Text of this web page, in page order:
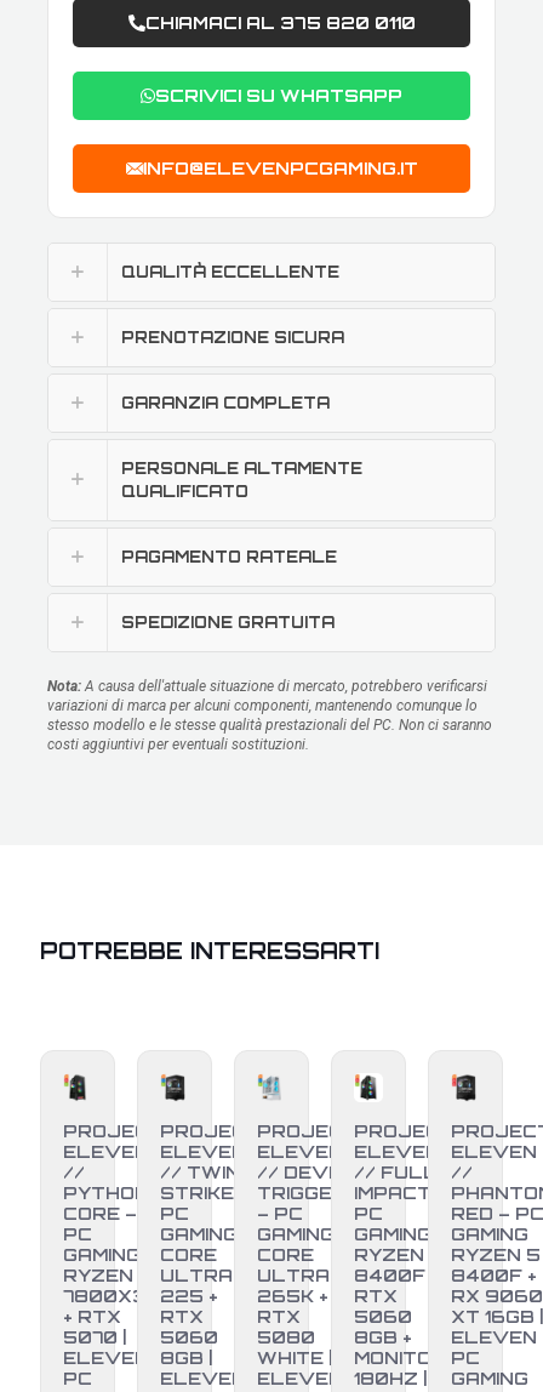
CHIAMACI AL 375 820 0110
SCRIVICI SU WHATSAPP
INFO@ELEVENPCGAMING.IT
QUALITÀ ECCELLENTE
PRENOTAZIONE SICURA
GARANZIA COMPLETA
PERSONALE ALTAMENTE
QUALIFICATO
PAGAMENTO RATEALE
SPEDIZIONE GRATUITA
Nota: A causa dell'attuale situazione di mercato, potrebbero verificarsi
variazioni di marca per alcuni componenti, mantenendo comunque lo
stesso modello e le stesse qualità prestazionali del PC. Non ci saranno
costi aggiuntivi per eventuali sostituzioni.
POTREBBE INTERESSARTI
PROJECT
ELEVEN
//
PYTHON
CORE –
PC
GAMING
RYZEN 7
7800X3D
+ RTX
5070 |
ELEVEN
PC
PROJECT
ELEVEN
// TWIN
STRIKE –
PC
GAMING
CORE
ULTRA 5
225 +
RTX
5060
8GB |
ELEVEN
PROJECT
ELEVEN
// DEVIL
TRIGGER
– PC
GAMING
CORE
ULTRA 7
265K +
RTX
5080
WHITE |
ELEVEN
PROJECT
ELEVEN
// FULL
IMPACT –
PC
GAMING
RYZEN 5
8400F +
RTX
5060
8GB +
MONITOR
180HZ |
-6%
ELEVEN
//
RED – PC
GAMING
RYZEN 5
8400F +
RX 9060
XT 16GB |
ELEVEN
PC
GAMING